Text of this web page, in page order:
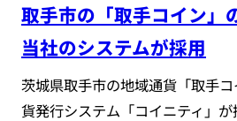
取手市の「取手コイン」
当社のシステムが採用
茨城県取手市の地域通貨「取手
貨発行システム「コイニティ」